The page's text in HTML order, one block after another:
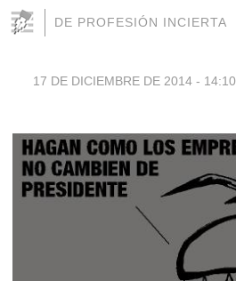
DE PROFESIÓN INCIERTA
17 DE DICIEMBRE DE 2014 - 14:10